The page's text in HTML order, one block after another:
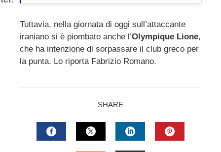
Tuttavia, nella giornata di oggi sull’attaccante
iraniano si è piombato anche l’Olympique Lione,
che ha intenzione di sorpassare il club greco per
la punta. Lo riporta Fabrizio Romano.
SHARE
FACEBOOKTWITTERLINKEDIN